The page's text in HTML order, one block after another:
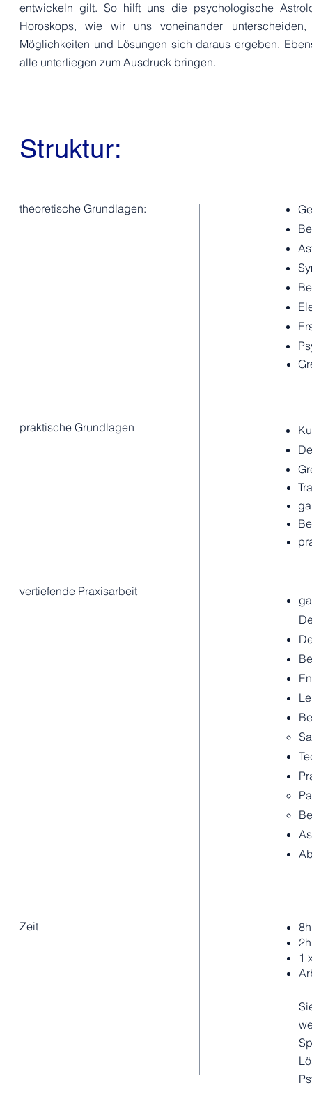
entwickeln gilt. So hilft uns die psychologische
Horoskops, wie wir uns voneinander
Möglichkeiten und Lösungen sich daraus ergeben.
alle unterliegen zum Ausdruck bringen.
Struktur:
theoretische Grundlagen:
praktische Grundlagen
vertiefende Praxisarbeit
Zeit
1